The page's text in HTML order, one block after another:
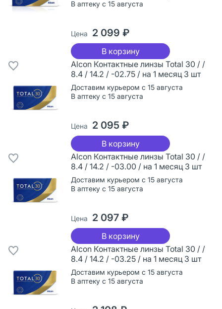
В аптеку с 15 августа
Цена 2 099 ₽
В корзину
Alcon Контактные линзы Total 30 / /
8.4 / 14.2 / -02.75 / на 1 месяц 3 шт
Доставим курьером с 15 августа
В аптеку с 15 августа
Цена 2 095 ₽
В корзину
Alcon Контактные линзы Total 30 / /
8.4 / 14.2 / -03.00 / на 1 месяц 3 шт
Доставим курьером с 15 августа
В аптеку с 15 августа
Цена 2 097 ₽
В корзину
Alcon Контактные линзы Total 30 / /
8.4 / 14.2 / -03.25 / на 1 месяц 3 шт
Доставим курьером с 15 августа
В аптеку с 15 августа